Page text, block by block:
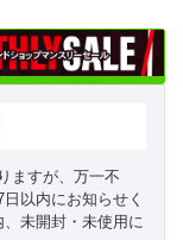
ますが、万一不
以内にお知らせく
未開封・未使用に